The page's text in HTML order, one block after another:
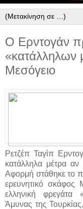
Ο Ερντογάν
«κατάλληλων
Μεσόγειο
Ρετζέπ Ταγίπ
κατάλληλα μέτρα αν
Αφορμή στάθηκε το
ερευνητικό σκάφος
ελληνική
Άμυνας της